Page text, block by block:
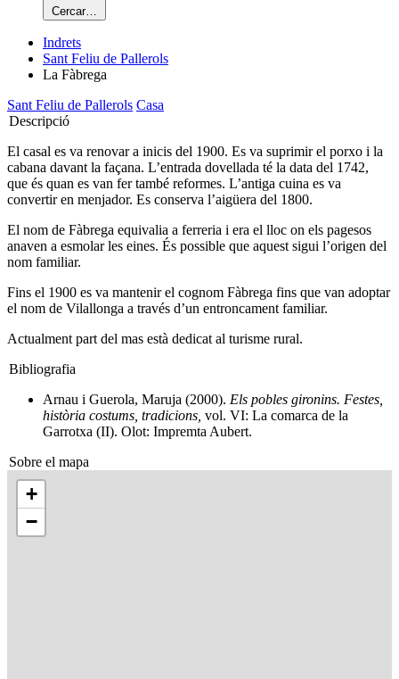
Cercar…
Indrets
Sant Feliu de Pallerols
La Fàbrega
Sant Feliu de Pallerols Casa
Descripció
El casal es va renovar a inicis del 1900. Es va suprimir el porxo i la
cabana davant la façana. L’entrada dovellada té la data del 1742,
que és quan es van fer també reformes. L’antiga cuina es va
convertir en menjador. Es conserva l’aigüera del 1800.
El nom de Fàbrega equivalia a ferreria i era el lloc on els pagesos
anaven a esmolar les eines. És possible que aquest sigui l’origen del
nom familiar.
Fins el 1900 es va mantenir el cognom Fàbrega fins que van adoptar
el nom de Vilallonga a través d’un entroncament familiar.
Actualment part del mas està dedicat al turisme rural.
Bibliografia
Arnau i Guerola, Maruja (2000). Els pobles gironins. Festes,
història costums, tradicions, vol. VI: La comarca de la
Garrotxa (II). Olot: Impremta Aubert.
Sobre el mapa
+
−